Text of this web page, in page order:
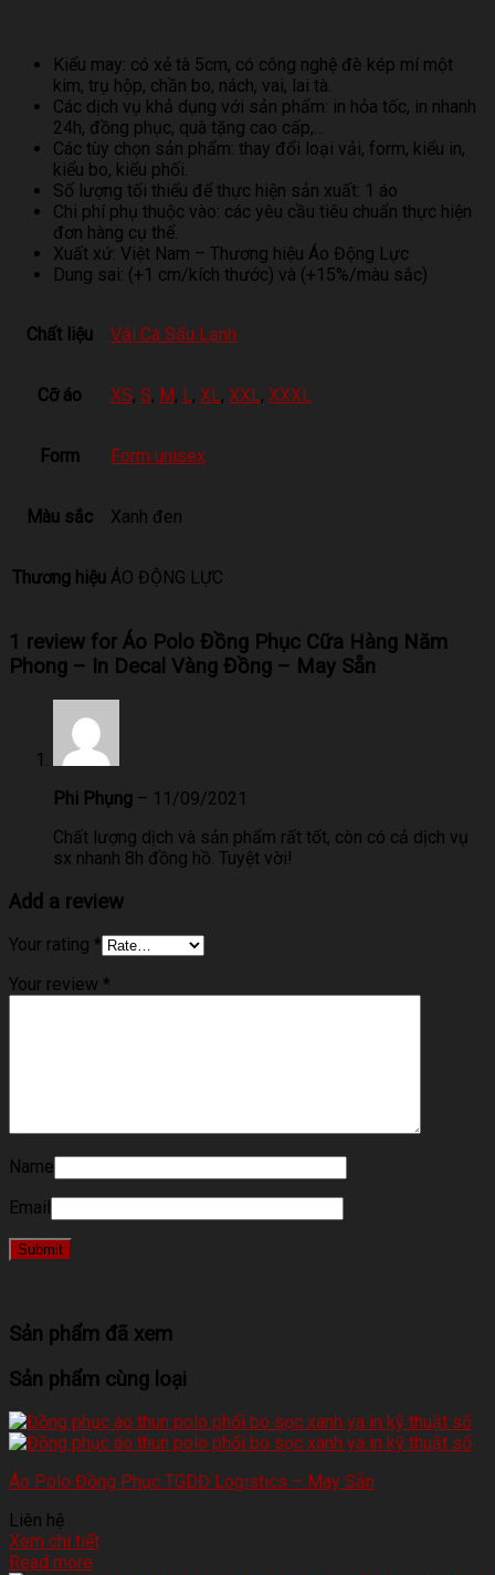
Kiểu may: có xẻ tà 5cm, có công nghệ đè kép mí một
kim, trụ hộp, chần bo, nách, vai, lai tà.
Các dịch vụ khả dụng với sản phẩm: in hỏa tốc, in nhanh
24h, đồng phục, quà tặng cao cấp,…
Các tùy chọn sản phẩm: thay đổi loại vải, form, kiểu in,
kiểu bo, kiểu phối.
Số lượng tối thiểu để thực hiện sản xuất: 1 áo
Chi phí phụ thuộc vào: các yêu cầu tiêu chuẩn thực hiện
đơn hàng cụ thể.
Xuất xứ: Việt Nam – Thương hiệu Áo Động Lực
Dung sai: (+1 cm/kích thước) và (+15%/màu sắc)
Chất liệu Vải Cá Sấu Lạnh
Cỡ áo XS, S, M, L, XL, XXL, XXXL
Form Form unisex
Màu sắc Xanh đen
Thương hiệu ÁO ĐỘNG LỰC
1 review for Áo Polo Đồng Phục Cữa Hàng Năm
Phong – In Decal Vàng Đồng – May Sẵn
Phi Phụng – 11/09/2021
Chất lượng dịch và sản phẩm rất tốt, còn có cả dịch vụ
sx nhanh 8h đồng hồ. Tuyệt vời!
Add a review
Your rating *
Your review *
Name
Email
Sản phẩm đã xem
Sản phẩm cùng loại
Áo Polo Đồng Phục TGDĐ Logistics – May Sẵn
Liên hệ
Xem chi tiết
Read more